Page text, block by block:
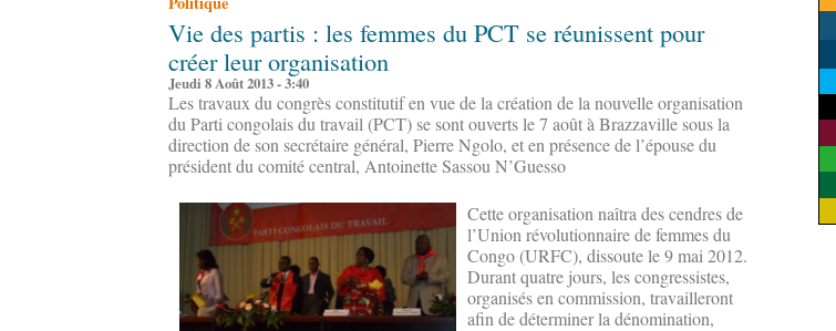
Vie des partis : les femmes du PCT se réunissent pour
créer leur organisation
Jeudi 8 Août 2013 - 3:40
Les travaux du congrès constitutif en vue de la création de la nouvelle organisation
du Parti congolais du travail (PCT) se sont ouverts le 7 août à Brazzaville sous la
direction de son secrétaire général, Pierre Ngolo, et en présence de l’épouse du
président du comité central, Antoinette Sassou N’Guesso
Cette organisation naîtra des cendres de
l’Union révolutionnaire de femmes du
Congo (URFC), dissoute le 9 mai 2012.
Durant quatre jours, les congressistes,
organisés en commission, travailleront
afin de déterminer la dénomination,